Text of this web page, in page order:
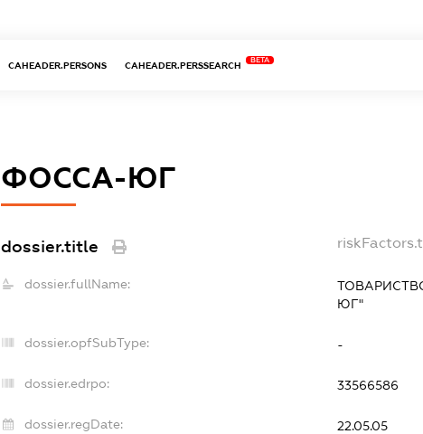
CAHEADER.PERSONS CAHEADER.PERSSEARCH
BETA
ФОССА-ЮГ
dossier.title
dossier.fullName:
ЮГ"
dossier.opfSubType: -
dossier.edrpo: 33566586
dossier.regDate: 22.05.05